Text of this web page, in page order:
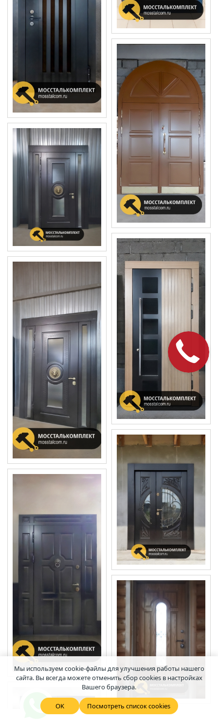
Мы используем cookie-файлы для улучшения работы нашего
сайта. Вы всегда можете отменить сбор cookies в настройках
Вашего браузера.
OK Посмотреть список cookies